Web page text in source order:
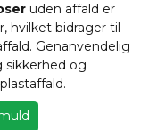
uden affald er
hvilket bidrager til
Genanvendelig
sikkerhed og